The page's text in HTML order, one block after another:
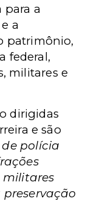
para a
a
patrimônio,
federal,
militares e
dirigidas
e são
de polícia
militares